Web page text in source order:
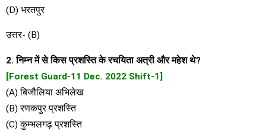
(D) भरतपुर
उत्तर- (B)
2. निम्न में से किस प्रशस्ति के रचयिता अत्री और महेश थे?
[Forest Guard-11 Dec. 2022 Shift-1]
(A) बिजौलिया अभिलेख
(B) रणकपुर प्रशस्ति
(C) कुम्भलगढ़ प्रशस्ति